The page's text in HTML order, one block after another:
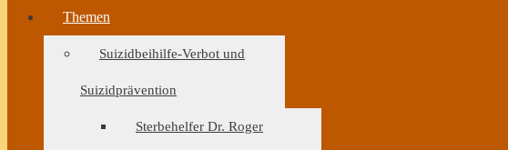
Themen
Suizidbeihilfe-Verbot und
Suizidprävention
Sterbehelfer Dr. Roger